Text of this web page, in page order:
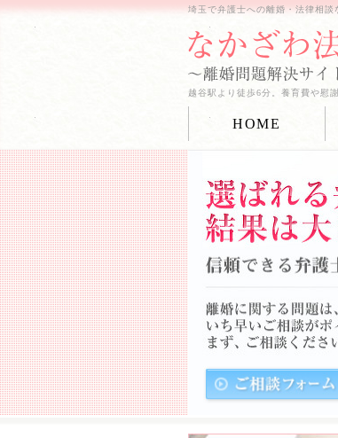
埼玉で弁護士への離婚・法律相
越谷駅より徒歩6分。養育費や慰
HOME